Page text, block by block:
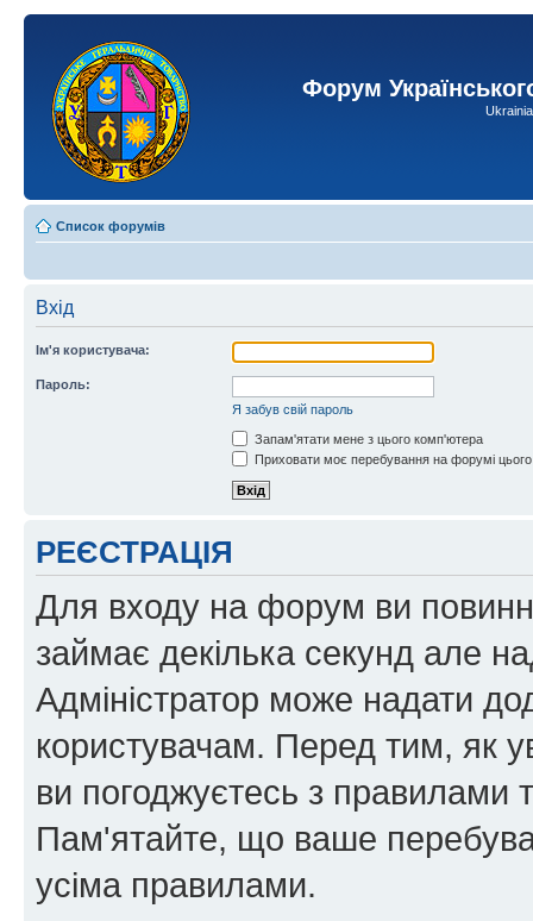
Форум
Список форумів
Вхід
Ім'я користувача:
Пароль:
Я забув свій пароль
Запам'ятати мене з цього комп'ютера
Приховати моє перебування на форумі
РЕЄСТРАЦІЯ
Для входу на форум ви
займає декілька секунд але
Адміністратор може надати
користувачам. Перед тим, як
ви погоджуєтесь з правилами
Пам'ятайте, що ваше
усіма правилами.